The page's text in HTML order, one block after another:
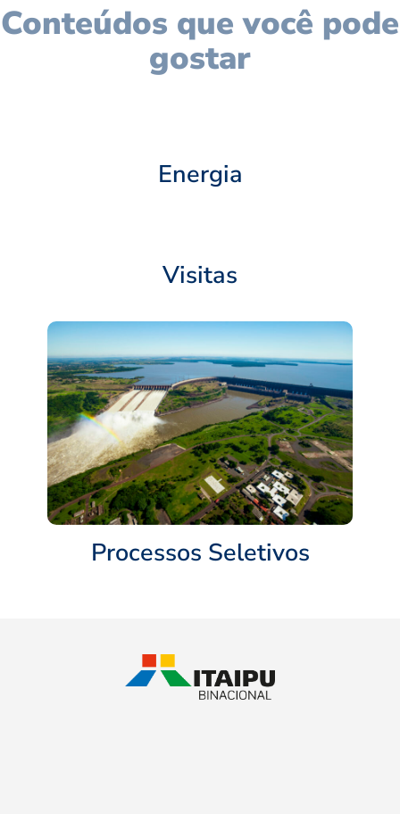
Conteúdos que você pode
gostar
Energia
Visitas
Processos Seletivos